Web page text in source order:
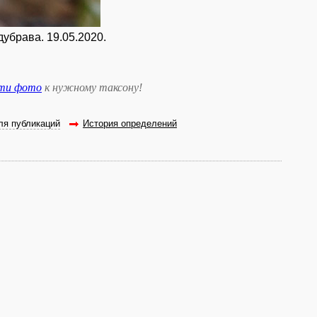
19.05.2020.
фото к нужному таксону!
публикаций История определений